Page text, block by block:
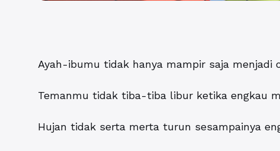
Ayah-ibumu tidak hanya mampir saja menjadi
Temanmu tidak tiba-tiba libur ketika engkau
Hujan tidak serta merta turun sesampainya